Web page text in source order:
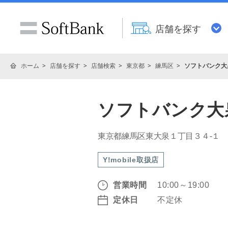
店舗を探す
ホーム 店舗を探す 店舗検索 東京都 練馬区 ソフトバンク
ソフトバンク
東京都練馬区東大泉１丁目３４‐１
Y!mobile取扱店
営業時間
10:00～19:00
定休日
不定休